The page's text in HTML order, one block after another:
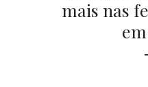
mais nas